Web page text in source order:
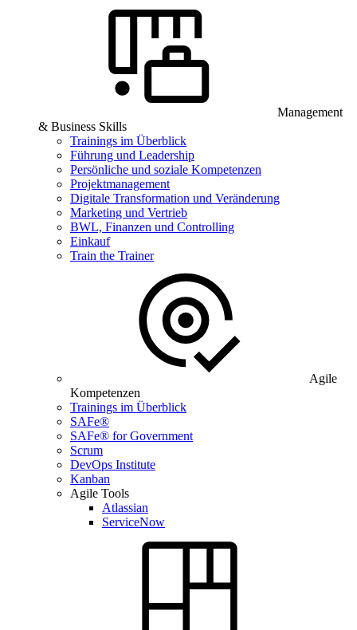
Management
& Business Skills
Trainings im Überblick
Führung und Leadership
Persönliche und soziale Kompetenzen
Projektmanagement
Digitale Transformation und Veränderung
Marketing und Vertrieb
BWL, Finanzen und Controlling
Einkauf
Train the Trainer
Agile
Kompetenzen
Trainings im Überblick
SAFe®
SAFe® for Government
Scrum
DevOps Institute
Kanban
Agile Tools
Atlassian
ServiceNow